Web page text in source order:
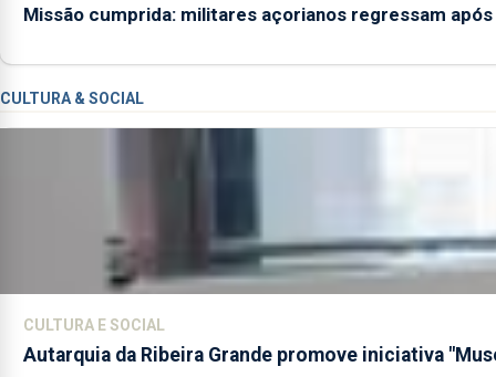
Missão cumprida: militares açorianos regressam após
CULTURA & SOCIAL
CULTURA E SOCIAL
Autarquia da Ribeira Grande promove iniciativa